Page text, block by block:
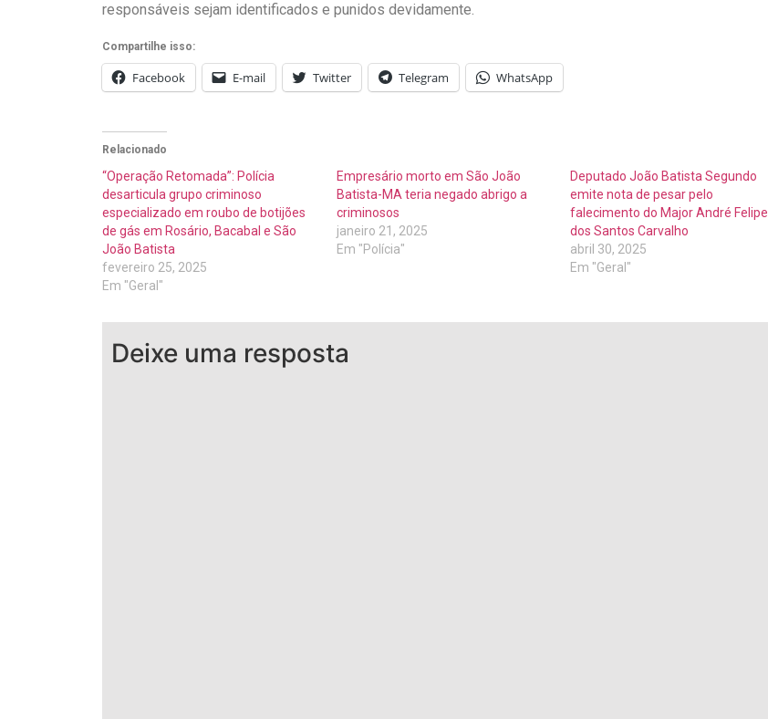
responsáveis sejam identificados e punidos devidamente.
Compartilhe isso:
Facebook E-mail Twitter Telegram WhatsApp
Relacionado
“Operação Retomada”: Polícia
desarticula grupo criminoso
especializado em roubo de botijões
de gás em Rosário, Bacabal e São
João Batista
fevereiro 25, 2025
Em "Geral"
Empresário morto em São João
Batista-MA teria negado abrigo a
criminosos
janeiro 21, 2025
Em "Polícia"
Deputado João Batista Segundo
emite nota de pesar pelo
falecimento do Major André Felipe
dos Santos Carvalho
abril 30, 2025
Em "Geral"
Deixe uma resposta